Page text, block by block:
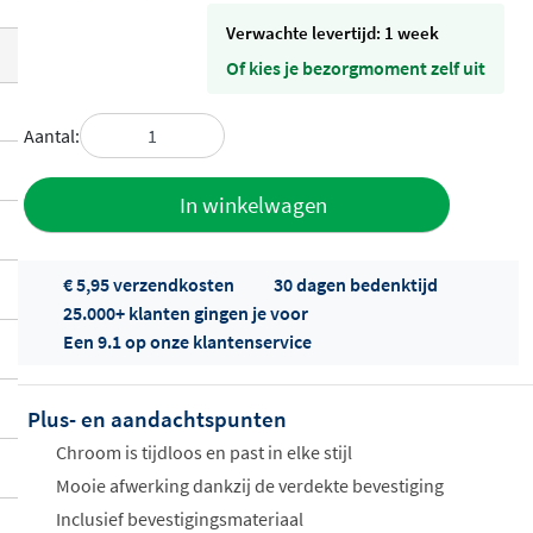
Verwachte levertijd: 1 week
Of kies je bezorgmoment zelf uit
Aantal:
In winkelwagen
Offertes
ophalen...
€ 5,95 verzendkosten
30 dagen bedenktijd
25.000+ klanten gingen je voor
Een 9.1 op onze klantenservice
Plus- en aandachtspunten
Chroom is tijdloos en past in elke stijl
Mooie afwerking dankzij de verdekte bevestiging
Inclusief bevestigingsmateriaal